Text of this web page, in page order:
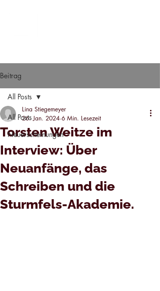
Beitrag
All Posts
Neuerscheinungen
All Posts
Torsten Weitze im
Interview: Über
Neuanfänge, das
Schreiben und die
Sturmfels-Akademie.
Lina Stiegemeyer
26. Jan. 2024 6 Min. Lesezeit